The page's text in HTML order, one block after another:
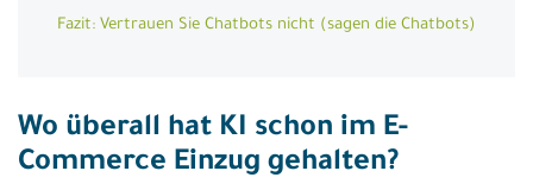
Fazit: Vertrauen Sie Chatbots nicht (sagen die Chatbots)
Wo überall hat KI schon im E-
Commerce Einzug gehalten?